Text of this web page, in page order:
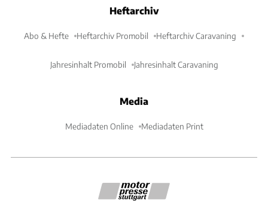
Heftarchiv
Abo & Hefte Heftarchiv Promobil Heftarchiv Caravaning
Jahresinhalt Promobil Jahresinhalt Caravaning
Media
Mediadaten Online Mediadaten Print